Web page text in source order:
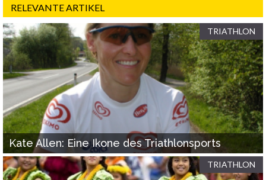
RELEVANTE ARTIKEL
TRIATHLON
Kate Allen: Eine Ikone des Triathlonsports
TRIATHLON